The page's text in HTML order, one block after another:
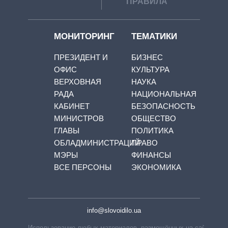
МОНИТОРИНГ
ПРЕЗИДЕНТ И
ОФИС
ВЕРХОВНАЯ
РАДА
КАБИНЕТ
МИНИСТРОВ
ГЛАВЫ
ОБЛАДМИНИСТРАЦИЙ
МЭРЫ
ВСЕ ПЕРСОНЫ
ТЕМАТИКИ
БИЗНЕС
КУЛЬТУРА
НАУКА
НАЦИОНАЛЬНАЯ
БЕЗОПАСНОСТЬ
ОБЩЕСТВО
ПОЛИТИКА
ПРАВО
ФИНАНСЫ
ЭКОНОМИКА
info@slovoidilo.ua